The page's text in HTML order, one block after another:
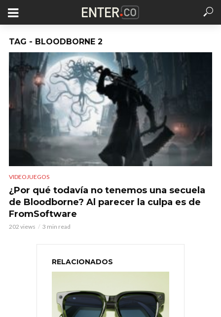
TAG - BLOODBORNE 2
VIDEOJUEGOS
¿Por qué todavía no tenemos una secuela
de Bloodborne? Al parecer la culpa es de
FromSoftware
202 views 3 min read
RELACIONADOS